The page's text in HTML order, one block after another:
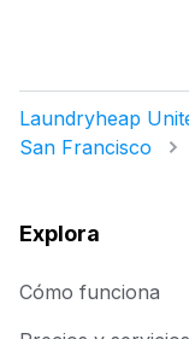
Laundryheap
San Francisco
Explora
Cómo funciona